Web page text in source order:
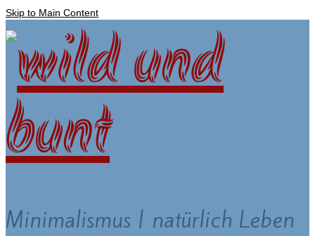
Skip to Main Content
Minimalismus | natürlich Leben